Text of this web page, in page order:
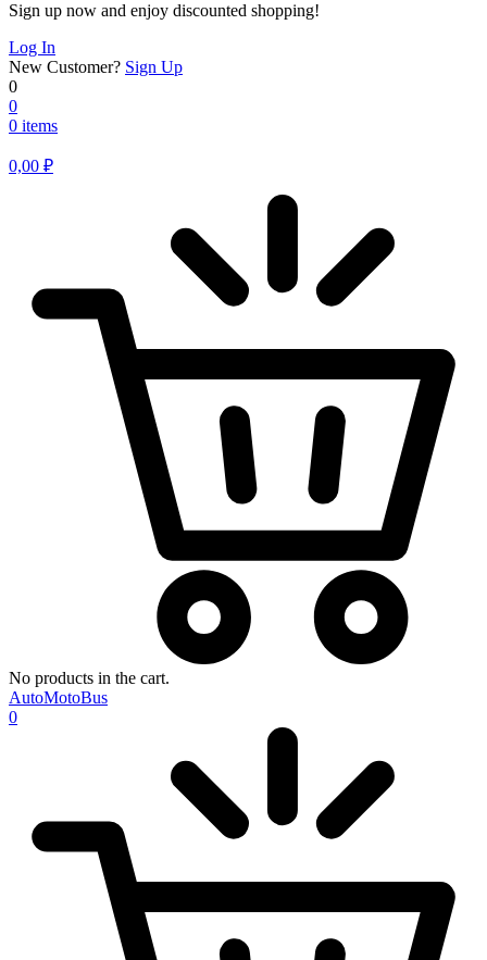
Sign up now and enjoy discounted shopping!
Log In
New Customer? Sign Up
0
0
0 items
0,00 ₽
No products in the cart.
AutoMotoBus
0